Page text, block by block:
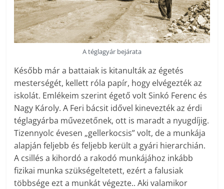
A téglagyár bejárata
Később már a battaiak is kitanulták az égetés
mesterségét, kellett róla papír, hogy elvégezték az
iskolát. Emlékeim szerint égető volt Sinkó Ferenc és
Nagy ­Károly. A Feri bácsit idővel kinevezték az érdi
téglagyárba művezetőnek, ott is maradt a nyugdíjig.
Tizennyolc évesen „gellerkocsis” volt, de a munkája
alapján feljebb és feljebb került a gyári hierarchián.
A csillés a kihordó a rakodó munkájához inkább
fizikai munka szükségeltetett, ezért a falusiak
többsége ezt a munkát végezte.. Aki valamikor